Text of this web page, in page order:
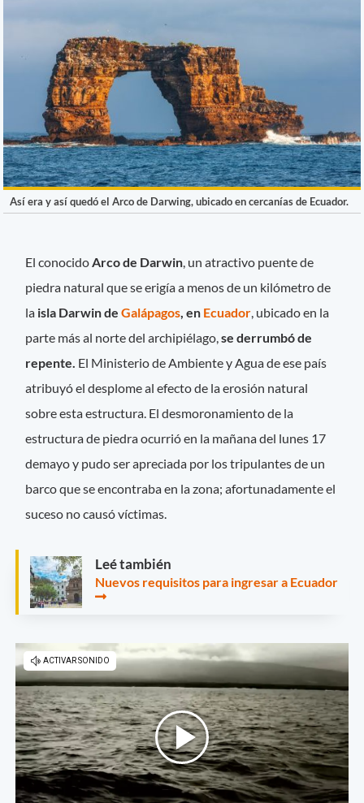
Así era y así quedó el Arco de Darwing, ubicado en cercanías de Ecuador.
El conocido Arco de Darwin , un atractivo puente de
piedra natural que se erigía a menos de un kilómetro de
la isla Darwin deGalápagos , en Ecuador , ubicado en la
parte más al norte del archipiélago,se derrumbó de
repente. El Ministerio de Ambiente y Agua de ese país
atribuyó el desplome al efecto de la erosión natural
sobre esta estructura. El desmoronamiento de la
estructura de piedra ocurrió en la mañana del lunes 17
demayo y pudo ser apreciada por los tripulantes de un
barco que se encontraba en la zona; afortunadamente el
suceso no causó víctimas.
Leé también
Nuevos requisitos para ingresar a Ecuador